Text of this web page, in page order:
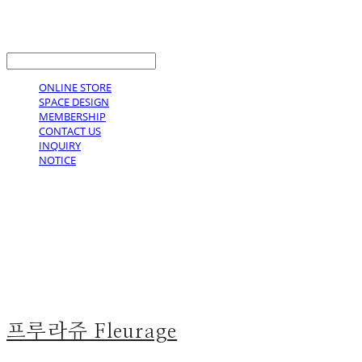
ONLINE STORE
SPACE DESIGN
MEMBERSHIP
CONTACT US
INQUIRY
NOTICE
프루라쥬 Fleurage